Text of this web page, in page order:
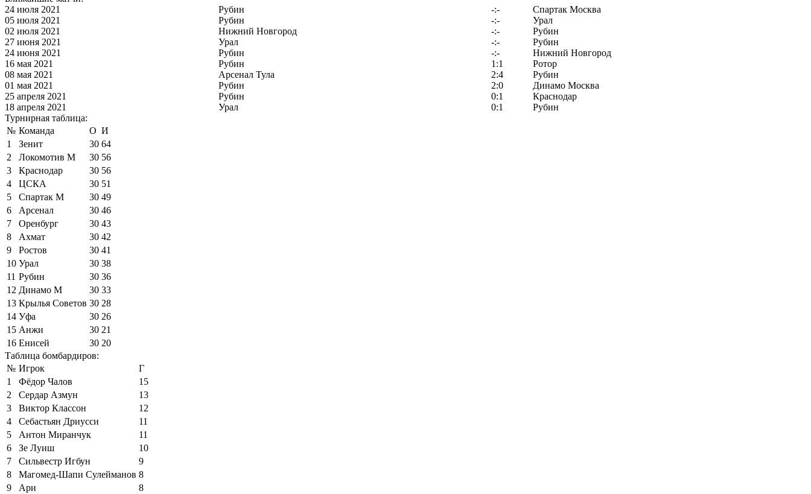
24 июля 2021
Рубин -:-
Спартак Москва
05 июля 2021
Рубин -:-
Урал
02 июля 2021
Нижний Новгород -:-
Рубин
27 июня 2021
Урал -:-
Рубин
24 июня 2021
Рубин -:-
Нижний Новгород
16 мая 2021
Рубин 1:1
Ротор
08 мая 2021
Арсенал Тула 2:4
Рубин
01 мая 2021
Рубин 2:0
Динамо Москва
25 апреля 2021
Рубин 0:1
Краснодар
18 апреля 2021
Урал 0:1
Рубин
Турнирная таблица:
№ Команда О И
1
Зенит 30 64
2
Локомотив М 30 56
3
Краснодар 30 56
4
ЦСКА 30 51
5
Спартак М 30 49
6
Арсенал 30 46
7
Оренбург 30 43
8
Ахмат 30 42
9
Ростов 30 41
10 Урал 30 38
11 Рубин 30 36
12 Динамо М 30 33
13 Крылья Советов 30 28
14 Уфа 30 26
15 Анжи 30 21
16 Енисей 30 20
Таблица бомбардиров:
№ Игрок
Г
1
Фёдор Чалов
15
2
Сердар Азмун
13
3
Виктор Классон
12
4
Себастьян Дриусси
11
5
Антон Миранчук
11
6
Зе Луиш
10
7
Сильвестр Игбун
9
8
Магомед-Шапи Сулейманов 8
9
Ари
8